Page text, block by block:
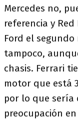
Mercedes no,
referencia y
Ford el
tampoco,
chasis. Ferrari
motor que está
por lo que sería
preocupación